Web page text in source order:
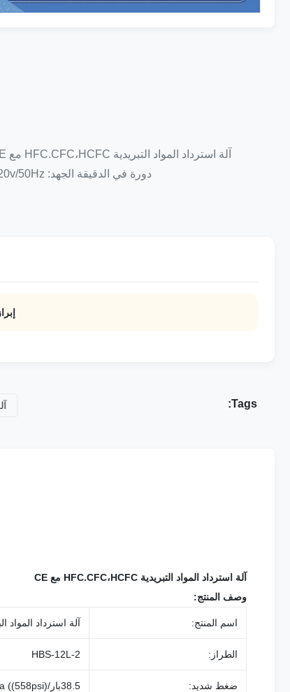
دورة في الدقيقة الجهد: 220v/50Hz الطاقة: نصف حصان وزن: 14.5 كيلو الأسئلة الشائعة الربع الأول.إذا كنت يمكن أن تقبلطلب عينة ؟ ج: نعميمكن...
Tags:
آلة استرداد المواد التبريدية HFC.CFC،HCFC مع CE
وصف المنتج:
اسم المنتج: آلة استرداد المواد
الطراز: HBS-12L-2
ضغط شديد: 38.5بار/3850kpa ((558psi)